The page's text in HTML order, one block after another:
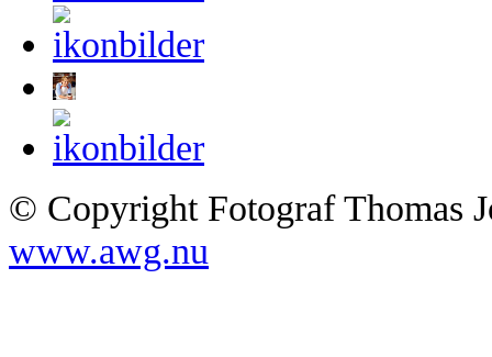
© Copyright Fotograf Thomas
www.awg.nu